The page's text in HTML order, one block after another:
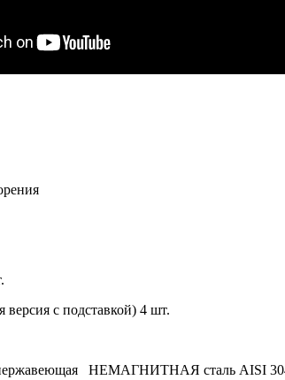
с подставкой) 4 шт.
НЕМАГНИТНАЯ сталь AISI 304